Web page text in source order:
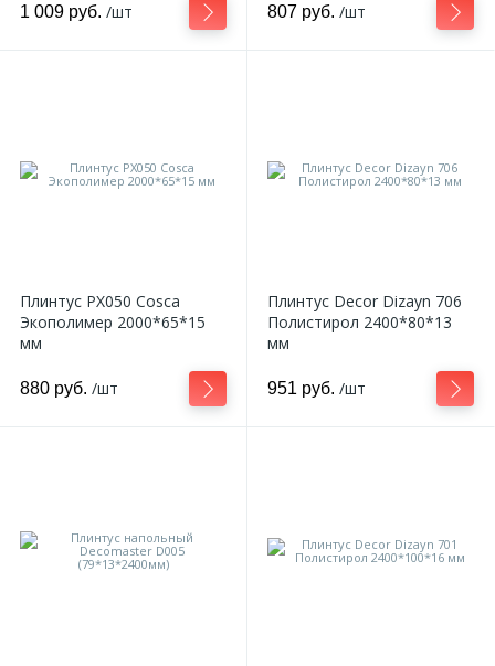
1 009 руб. /шт 807 руб. /шт
Плинтус PX050 Cosca
Экополимер 2000*65*15
мм
880 руб. /шт
Плинтус Decor Dizayn 706
Полистирол 2400*80*13
мм
951 руб. /шт